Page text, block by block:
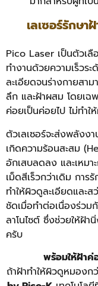
เลเซอร์รักษ
Pico Laser เป็นตัวเลื
ทำงานด้วยความเร็วร
ละเอียดจนร่างกายสา
ลึก และฝ้าผสม โดยเฉ
ค่อยเป็นค่อยไป ไม่ทำ
ตัวเลเซอร์จะส่งพลังง
เกิดความร้อนสะสม
อักเสบลดลง และเหม
เม็ดสีเร็วกว่าเดิม กา
ทำให้ผิวดูละเอียดและ
ชัดเมื่อทำต่อเนื่องร่วม
ลาโนไซต์ ซึ่งช่วยให้ฝ้
ครับ
พร้อมให้ฝ้าค่
ถ้าฝ้าทำให้ผิวดูหมองก